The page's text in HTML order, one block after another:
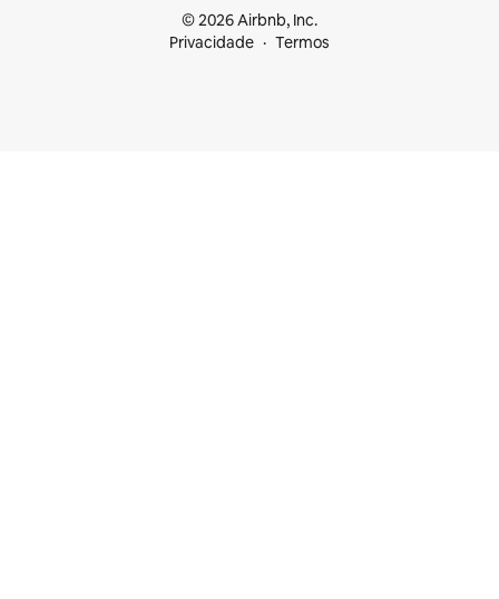
© 2026 Airbnb, Inc.
Privacidade
Termos